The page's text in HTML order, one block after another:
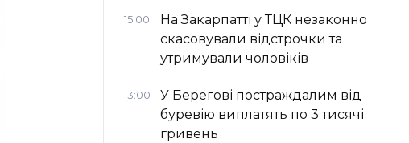
15:00
На Закарпатті у ТЦК незаконно
скасовували відстрочки та
утримували чоловіків
13:00
У Берегові постраждалим від
буревію виплатять по 3 тисячі
гривень